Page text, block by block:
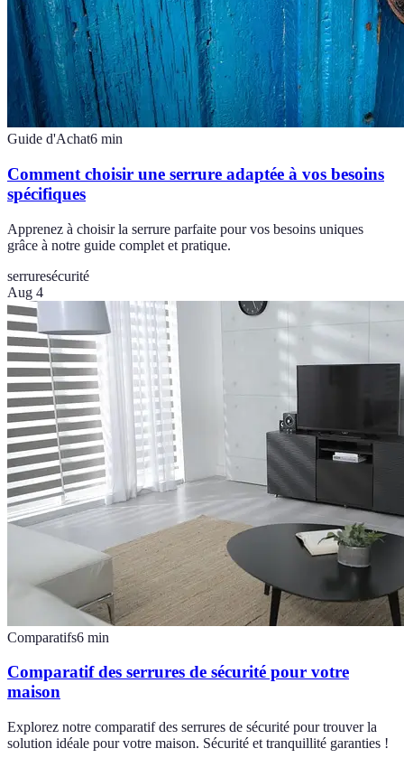
Guide d'Achat6 min
Comment choisir une serrure adaptée à vos besoins
spécifiques
Apprenez à choisir la serrure parfaite pour vos besoins uniques
grâce à notre guide complet et pratique.
serruresécurité
Aug 4
Comparatifs6 min
Comparatif des serrures de sécurité pour votre
maison
Explorez notre comparatif des serrures de sécurité pour trouver la
solution idéale pour votre maison. Sécurité et tranquillité garanties !